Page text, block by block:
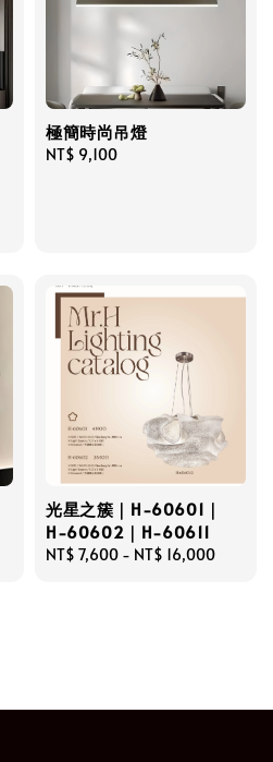
極簡時尚吊燈
Regular
NT$ 9,100
光星之簇｜H-60601｜
H-60602｜H-60611
Regular
NT$ 7,600 - NT$ 16,000